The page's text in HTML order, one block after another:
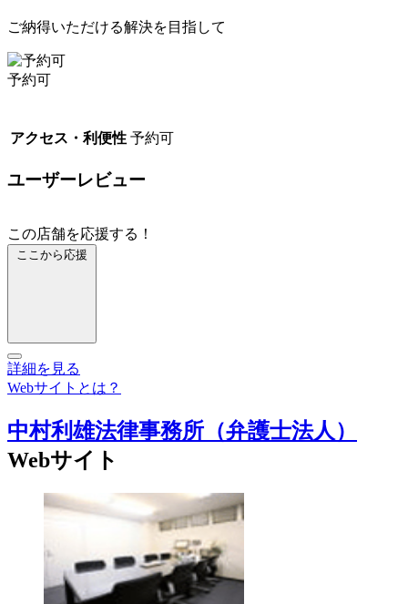
ご納得いただける解決を目指して
予約可
アクセス・利便性 予約可
ユーザーレビュー
この店舗を応援する！
ここから応援
詳細を見る
Webサイトとは？
中村利雄法律事務所（弁護士法人）
Webサイト